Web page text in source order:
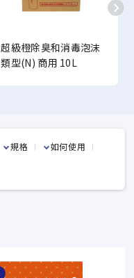
超級橙除臭和消毒泡沫
類型(N) 商用 10L
規格
如何使用